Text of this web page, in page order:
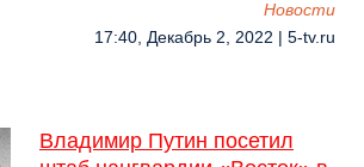
Новости
17:40, Декабрь 2, 2022 | 5-tv.ru
Владимир Путин посетил